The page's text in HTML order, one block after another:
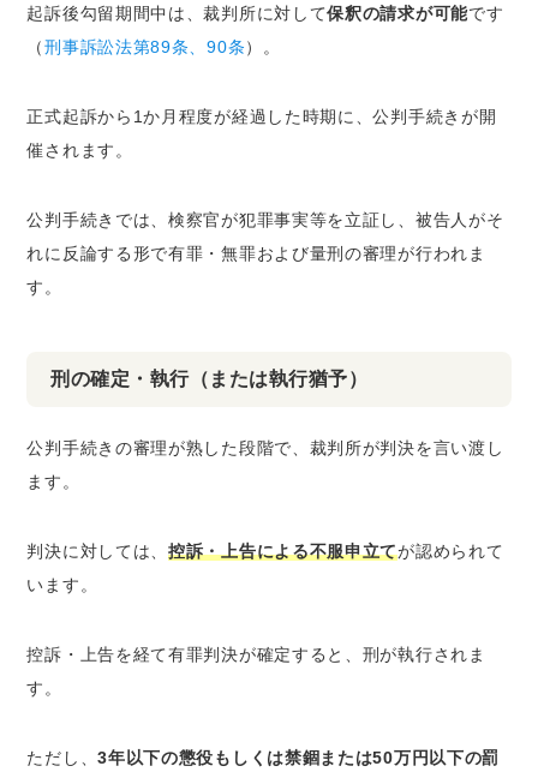
起訴後勾留期間中は、裁判所に対して保釈の請求が可能です
（刑事訴訟法第89条、90条）。
正式起訴から1か月程度が経過した時期に、公判手続きが開
催されます。
公判手続きでは、検察官が犯罪事実等を立証し、被告人がそ
れに反論する形で有罪・無罪および量刑の審理が行われま
す。
刑の確定・執行（または執行猶予）
公判手続きの審理が熟した段階で、裁判所が判決を言い渡し
ます。
判決に対しては、控訴・上告による不服申立てが認められて
います。
控訴・上告を経て有罪判決が確定すると、刑が執行されま
す。
ただし、3年以下の懲役もしくは禁錮または50万円以下の罰